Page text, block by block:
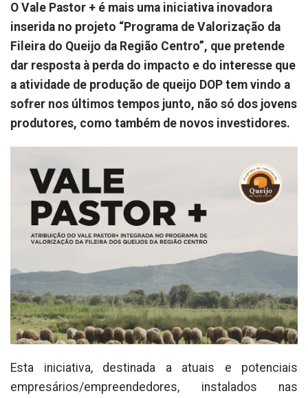
O Vale Pastor + é mais uma iniciativa inovadora
inserida no projeto “Programa de Valorização da
Fileira do Queijo da Região Centro”, que pretende
dar resposta à perda do impacto e do interesse que
a atividade de produção de queijo DOP tem vindo a
sofrer nos últimos tempos junto, não só dos jovens
produtores, como também de novos investidores.
Esta iniciativa, destinada a atuais e potenciais
empresários/empreendedores, instalados nas